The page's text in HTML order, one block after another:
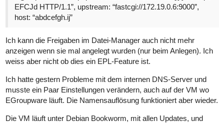
EFCJd HTTP/1.1”, upstream: “fastcgi://172.19.0.6:9000”,
host: “abdcefgh.ij”
Ich kann die Freigaben im Datei-Manager auch nicht mehr
anzeigen wenn sie mal angelegt wurden (nur beim Anlegen). Ich
weiss aber nicht ob dies ein EPL-Feature ist.
Ich hatte gestern Probleme mit dem internen DNS-Server und
musste ein Paar Einstellungen verändern, auch auf der VM wo
EGroupware läuft. Die Namensauflösung funktioniert aber wieder.
Die VM läuft unter Debian Bookworm, mit allen Updates, und